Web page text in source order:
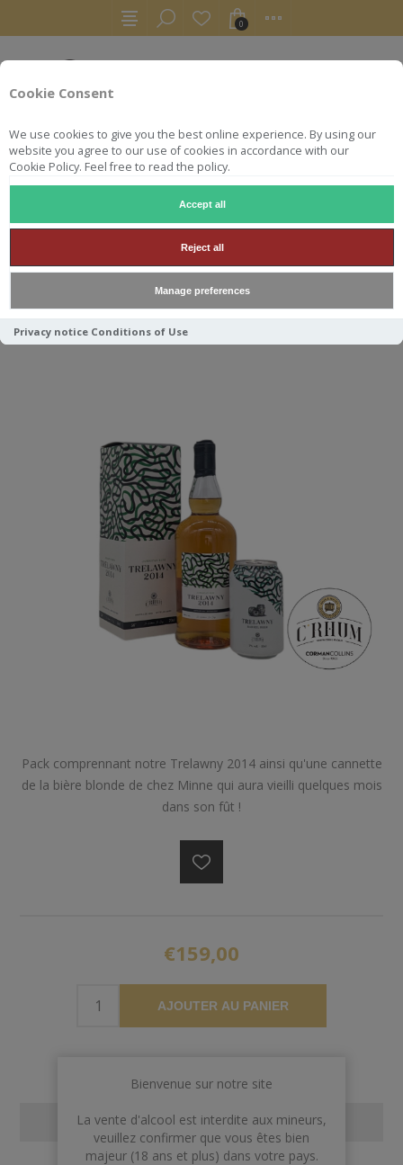
Cookie Consent
We use cookies to give you the best online experience. By using our
website you agree to our use of cookies in accordance with our
Cookie Policy. Feel free to read the policy.
Accept all
Reject all
Manage preferences
Privacy notice Conditions of Use
0
CRHUM HAMPDEN PACK
CANS + BOTTLE
Pack comprennant notre Trelawny 2014ainsi qu'une cannette
de la bière blonde de chez Minne qui aura vieilli quelques mois
dans son fût !
€159,00
AJOUTER AU PANIER
CONTACT US
Bienvenue sur notre site
La vente d'alcool est interdite aux mineurs,
veuillez confirmer que vous êtes bien
majeur (18 ans et plus) dans votre pays.